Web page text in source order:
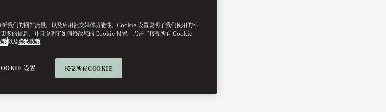
我们的网站流量，以及启用社交媒体功能性。Cookie 设置说明了我们使用的不
多的信息，并且说明了如何修改您的 Cookie 设置。点击“接受所有 Cookie”
策以及隐私政策
设置 接受所有COOKIE